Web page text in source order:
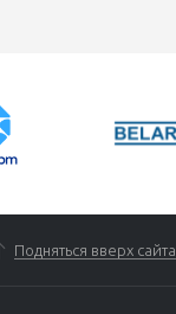
Подняться вверх сайта